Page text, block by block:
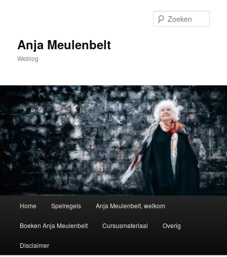
inhoudAnja Meulenbelt
Weblog
Home Spelregels Anja Meulenbelt, welkom
Boeken Anja Meulenbelt Cursusmateriaal Overig
Disclaimer